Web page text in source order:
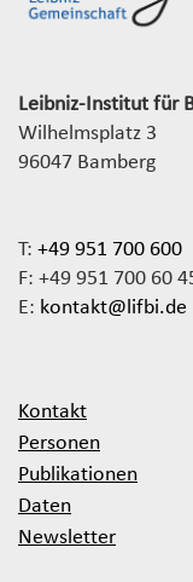
Leibniz-Institut für
Wilhelmsplatz 3
96047 Bamberg
T: +49 951 700 600
F: +49 951 700 60
E: kontakt@lifbi.de
Kontakt
Personen
Publikationen
Daten
Newsletter